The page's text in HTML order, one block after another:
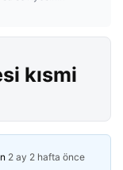
kısmi
2 ay 2 hafta önce